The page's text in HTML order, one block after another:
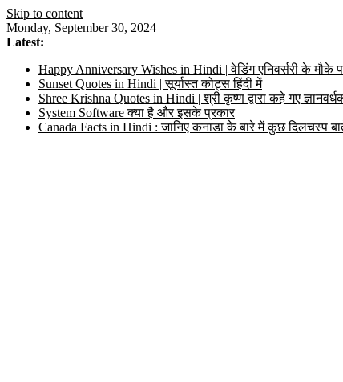
Skip to content
Monday, September 30, 2024
Latest:
Happy Anniversary Wishes in Hindi | वेडिंग एनिवर्सरी के
Sunset Quotes in Hindi | सूर्यास्त कोट्स हिंदी में
Shree Krishna Quotes in Hindi | श्री कृष्ण द्वारा कहे गए
System Software क्या है और इसके प्रकार
Canada Facts in Hindi : जानिए कनाडा के बारे में कुछ दिलचस्प